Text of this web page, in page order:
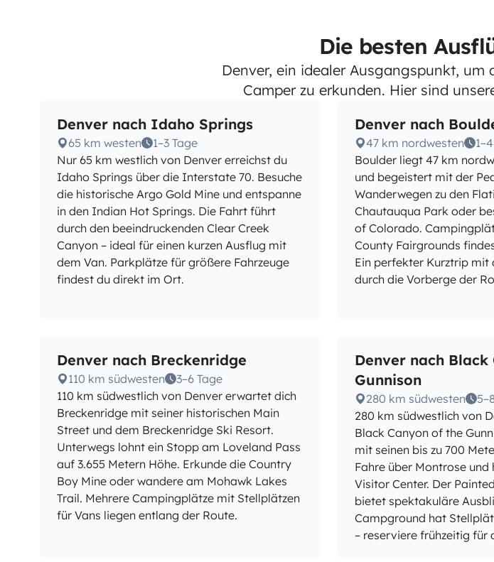
Die besten
Denver, ein idealer Ausgangspunkt,
Camper zu erkunden. Hier sind
Denver nach Idaho Springs
65 km westen
1–3 Tage
Nur 65 km westlich von Denver erreichst du
Idaho Springs über die Interstate 70. Besuche
die historische Argo Gold Mine und entspanne
in den Indian Hot Springs. Die Fahrt führt
durch den beeindruckenden Clear Creek
Canyon – ideal für einen kurzen Ausflug mit
dem Van. Parkplätze für größere Fahrzeuge
findest du direkt im Ort.
Denver nach
47 km nordwesten
Boulder liegt 47 km
und begeistert mit der
Wanderwegen zu den
Chautauqua Park oder
of Colorado.
County Fairgrounds
Ein perfekter Kurztrip mit
durch die Vorberge der
Denver nach Breckenridge
110 km südwesten
3–6 Tage
110 km südwestlich von Denver erwartet dich
Breckenridge mit seiner historischen Main
Street und dem Breckenridge Ski Resort.
Unterwegs lohnt ein Stopp am Loveland Pass
auf 3.655 Metern Höhe. Erkunde die Country
Boy Mine oder wandere am Mohawk Lakes
Trail. Mehrere Campingplätze mit Stellplätzen
für Vans liegen entlang der Route.
Denver nach
Gunnison
280 km südwesten
280 km südwestlich von
Black Canyon of the
mit seinen bis zu 700
Fahre über Montrose
Visitor Center. Der
bietet spektakuläre
Campground hat
– reserviere frühzeitig für